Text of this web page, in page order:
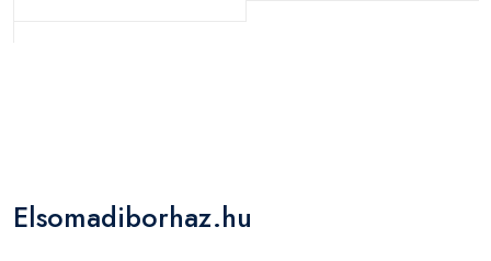
Elsomadiborhaz.hu